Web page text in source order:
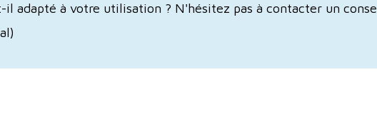
il adapté à votre utilisation ? N'hésitez pas à contacter un